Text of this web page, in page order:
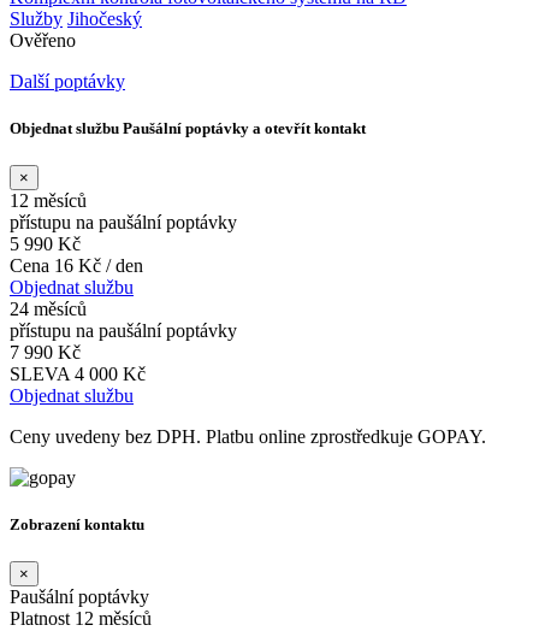
Služby Jihočeský
Ověřeno
Další poptávky
Objednat službu Paušální poptávky a otevřít kontakt
×
12 měsíců
přístupu na paušální poptávky
5 990 Kč
Cena 16 Kč / den
Objednat službu
24 měsíců
přístupu na paušální poptávky
7 990 Kč
SLEVA 4 000 Kč
Objednat službu
Ceny uvedeny bez DPH. Platbu online zprostředkuje GOPAY.
Zobrazení kontaktu
×
Paušální poptávky
Platnost 12 měsíců